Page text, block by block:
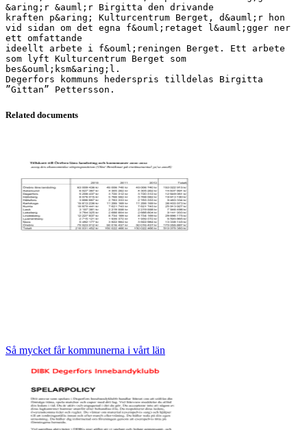
&aring;r &auml;r Birgitta den drivande
kraften p&aring; Kulturcentrum Berget, d&auml;r hon
vid sidan om det egna f&ouml;retaget l&auml;gger ner
ett omfattande
ideellt arbete i f&ouml;reningen Berget. Ett arbete
som lyft Kulturcentrum Berget som
bes&ouml;ksm&aring;l.
Degerfors kommuns hederspris tilldelas Birgitta
Related documents
Så mycket får kommunerna i vårt län